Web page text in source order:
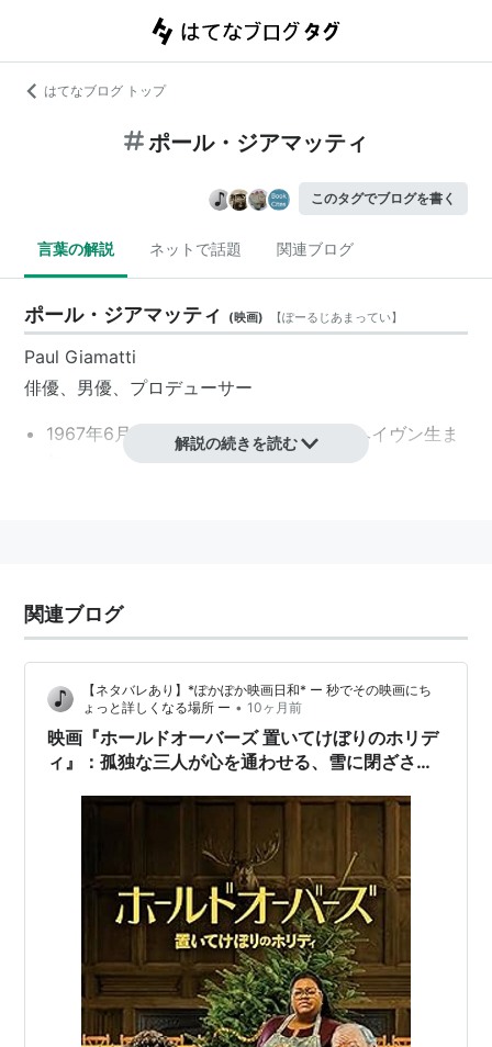
はてなブログ トップ
ポール・ジアマッティ
このタグでブログを書く
言葉の解説 ネットで話題 関連ブログ
ポール・ジアマッティ (映画) 【ぽーるじあまってい】
Paul Giamatti
俳優、男優、プロデューサー
1967年6月6日、コネチカット州ニューヘイヴン生ま
イェール大卒業。情けないオッサンキャラを、演じさせ
ては、ピカ一。1997年に結婚。娘が1人いる。2004年に
優賞を受賞。2005年に「ロボッツ」で声の出演。
関連人物
マーカス・ジアマッティ ：兄
カリフォルニア・ダウン（2015） 出演
アメイジング・スパイダーマン2（2014） 出演
ターボ（2013）＜未＞ 出演
ダウントン・アビー（シーズン4）（2013）＜TV＞
解説の続きを読む
関連ブログ
【ネタバレあり】*ぽかぽか映画日和* ー 秒でその映画にち
ょっと詳しくなる場所 ー • 10ヶ月前
映画『ホールドオーバーズ 置いてけぼりのホリデ
ィ』：孤独な三人が心を通わせる、雪に閉ざされ